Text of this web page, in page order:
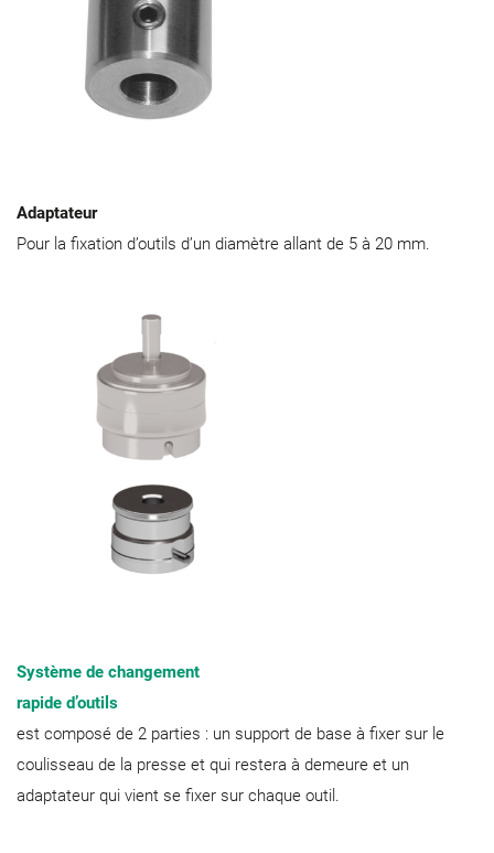
Adaptateur
Pour la fixation d’outils d’un diamètre allant de 5 à 20 mm.
Système de changement
rapide d’outils
est composé de 2 parties : un support de base à fixer sur le
coulisseau de la presse et qui restera à demeure et un
adaptateur qui vient se fixer sur chaque outil.